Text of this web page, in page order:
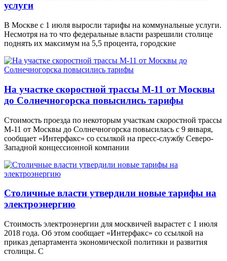
услуги
В Москве с 1 июля выросли тарифы на коммунальные услуги.
Несмотря на то что федеральные власти разрешили столице
поднять их максимум на 5,5 процента, городские
На участке скоростной трассы М-11 от Москвы
до Солнечногорска повысились тарифы
Стоимость проезда по некоторым участкам скоростной трассы
М-11 от Москвы до Солнечногорска повысилась с 9 января,
сообщает «Интерфакс» со ссылкой на пресс-службу Северо-
Западной концессионной компании
Столичные власти утвердили новые тарифы на
электроэнергию
Стоимость электроэнергии для москвичей вырастет с 1 июля
2018 года. Об этом сообщает «Интерфакс» со ссылкой на
приказ департамента экономической политики и развития
столицы. С